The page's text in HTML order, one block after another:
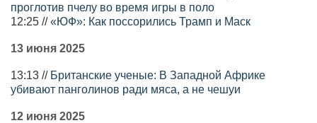
проглотив пчелу во время игры в поло
12:25 //«ЮФ»: Как поссорились Трамп и Маск
13 июня 2025
13:13 // Британские ученые: В Западной Африке
убивают панголинов ради мяса, а не чешуи
12 июня 2025